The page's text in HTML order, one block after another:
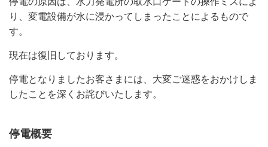
り、変電設備が水に浸かってしまったことによるもので
す。
現在は復旧しております。
停電となりましたお客さまには、大変ご迷惑をおかけしま
したことを深くお詫びいたします。
停電概要